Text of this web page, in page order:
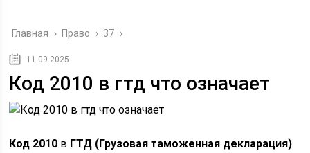
Главная › Право › 37 ›
11.09.2025
Код 2010 в гтд что означает
Код 2010 в ГТД (Грузовая таможенная декларация)